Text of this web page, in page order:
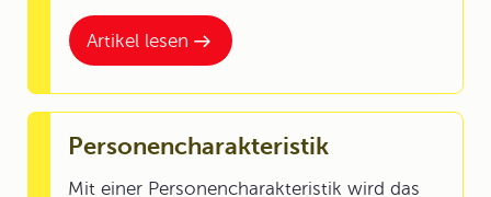
Artikel lesen
Personencharakteristik
Mit einer Personencharakteristik wird das